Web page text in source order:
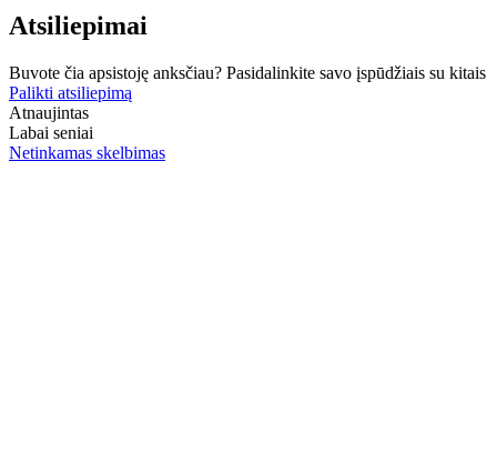
Atsiliepimai
Buvote čia apsistoję anksčiau? Pasidalinkite savo įspūdžiais su kitais
Palikti atsiliepimą
Atnaujintas
Labai seniai
Netinkamas skelbimas